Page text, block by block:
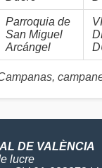
Parroquia de
San Miguel
Arcángel
DE VALÈNCIA
lucre